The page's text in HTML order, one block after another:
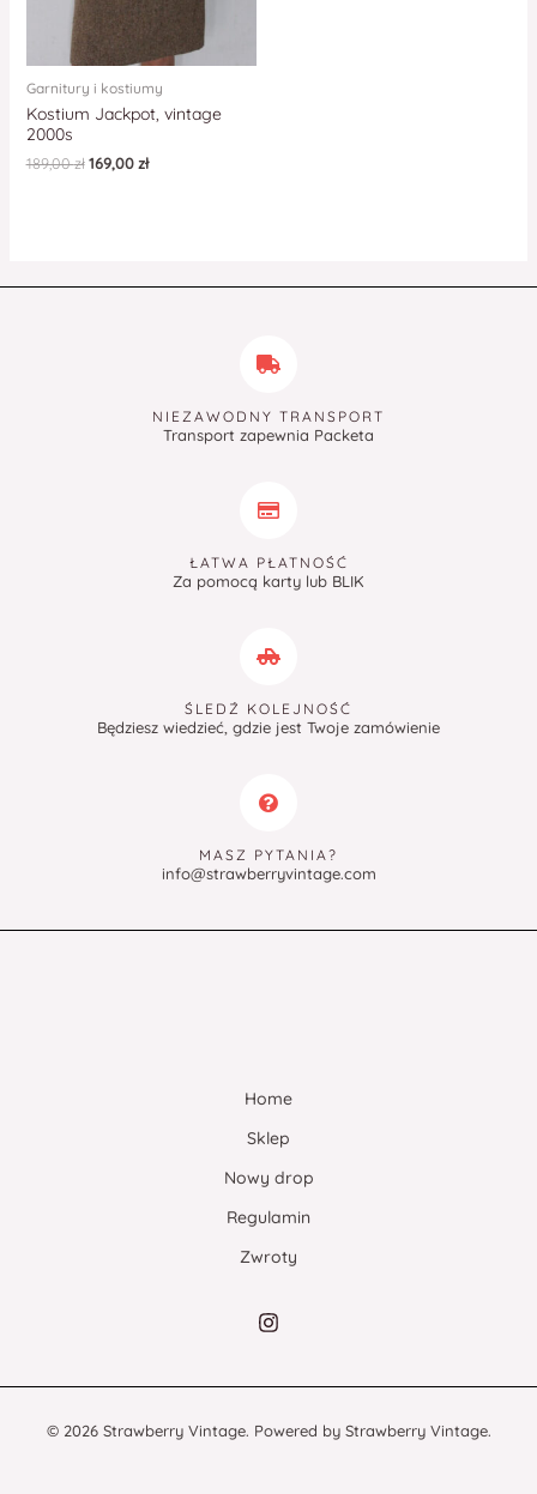
Garnitury i kostiumy
Kostium Jackpot, vintage
2000s
189,00zł 169,00zł
NIEZAWODNY TRANSPORT
Transport zapewnia Packeta
ŁATWA PŁATNOŚĆ
Za pomocą karty lub BLIK
ŚLEDŹ KOLEJNOŚĆ
Będziesz wiedzieć, gdzie jest Twoje zamówienie
MASZ PYTANIA?
info@strawberryvintage.com
Home
Sklep
Nowy drop
Regulamin
Zwroty
© 2026 Strawberry Vintage. Powered by Strawberry Vintage.